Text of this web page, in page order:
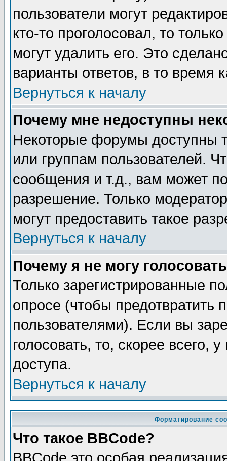
пользователи могут
кто-то проголосовал, то
могут удалить его. Это
варианты ответов, в то время
Вернуться к началу
Почему мне недоступны
Некоторые форумы доступны
или группам пользователей.
сообщения и т.д., вам может
разрешение. Только
могут предоставить такое
Вернуться к началу
Почему я не могу
Только зарегистрированные
опросе (чтобы предотвратить
пользователями). Если вы
голосовать, то, скорее всего,
доступа.
Вернуться к началу
Форматирование
Что такое BBCode?